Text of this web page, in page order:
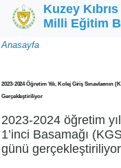
Ana içeriğe atla
Kuzey
Milli Eğitim
Sayfa
Anasayfa
2023-2024 Öğretim Yılı, Kolej Giriş Sınavlarının
Gerçekleştiriliyor
2023-2024 öğretim
1’inci Basamağı
günü